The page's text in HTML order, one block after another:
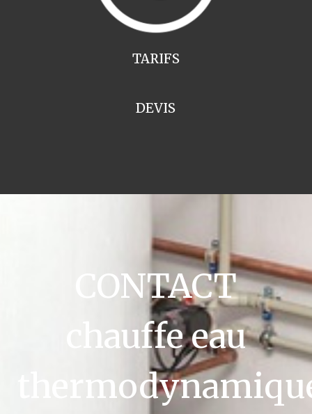
TARIFS
DEVIS
CONTACT
chauffe eau